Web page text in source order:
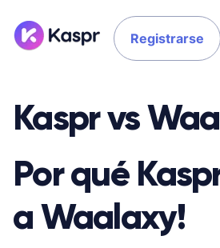
Registrarse
Kaspr vs
Por qué
a Waalaxy!